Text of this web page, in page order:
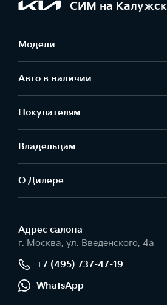
СИМ на
Модели
Авто в наличии
Покупателям
Владельцам
О Дилере
Адрес салонa
г. Москва, ул. Введенского, 4а
+7 (495) 737-47-19
WhatsApp